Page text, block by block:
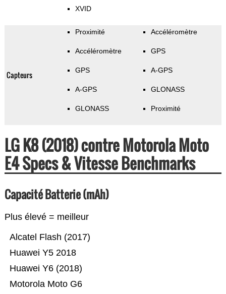
XVID
Capteurs
Proximité
Accéléromètre
GPS
A-GPS
GLONASS
Accéléromètre
GPS
A-GPS
GLONASS
Proximité
LG K8 (2018) contre Motorola Moto
E4 Specs & Vitesse Benchmarks
Capacité Batterie (mAh)
Plus élevé = meilleur
Motorola Moto G6
Huawei Y6 (2018)
Huawei Y5 2018
Alcatel Flash (2017)